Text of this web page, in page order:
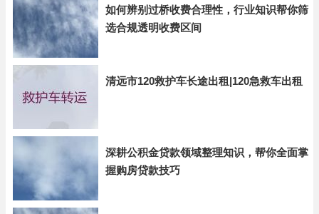
如何辨别过桥收费合理性，行业知识帮你筛
选合规透明收费区间
清远市120救护车长途出租|120急救车出租
深耕公积金贷款领域整理知识，帮你全面掌
握购房贷款技巧